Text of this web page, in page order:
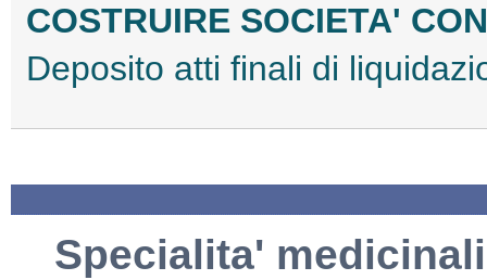
COSTRUIRE SOCIETA'
Deposito atti finali di
Specialita'